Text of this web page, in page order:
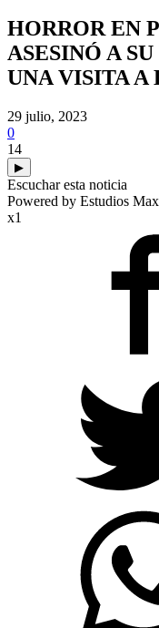
HORROR EN
ASESINÓ A
UNA VISITA A
29 julio, 2023
0
14
▶
Escuchar esta noticia
Powered by Estudios Max
x1